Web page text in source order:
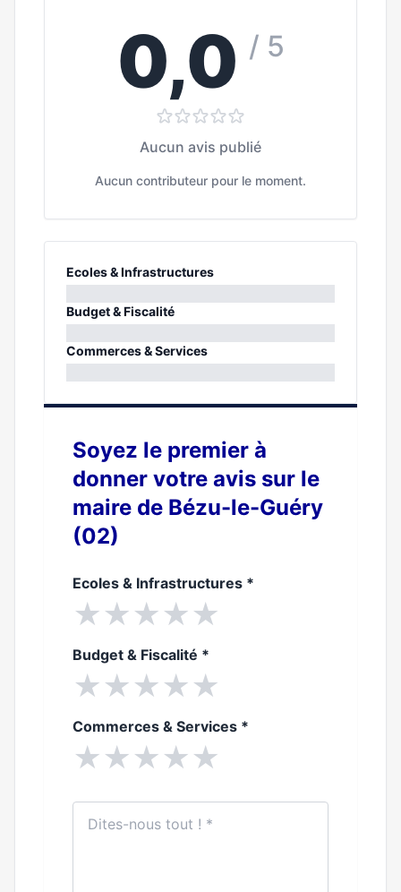
0,0 / 5
Aucun avis publié
Aucun contributeur pour le moment.
Ecoles & Infrastructures
0%
Budget & Fiscalité
0%
Commerces & Services
Soyez le premier à
donner votre avis sur le
maire de Bézu-le-Guéry
(02)
Ecoles & Infrastructures *
★★★★★
Budget & Fiscalité *
★★★★★
Commerces & Services *
★★★★★